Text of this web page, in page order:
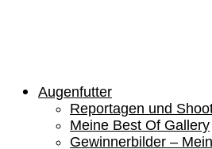
Augenfutter
Reportagen und
Meine Best Of Gallery
Gewinnerbilder –